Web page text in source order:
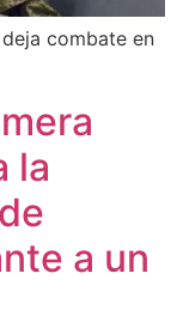
combate en
la
a un